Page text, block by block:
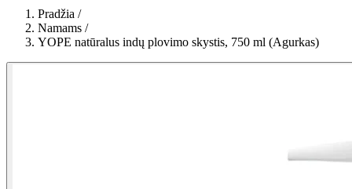
Pradžia /
Namams /
YOPE natūralus indų plovimo skystis, 750 ml (Agurkas)